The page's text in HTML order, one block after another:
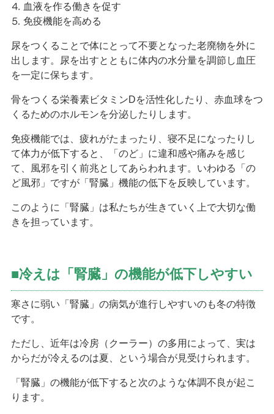
⒋ 血液を作る働きを促す
⒌ 免疫機能を高める
尿をつくることで体にとって不要となった老廃物を外に
出します。尿を出すとともに体内の水分量を調節し血圧
を一定に保ちます。
骨をつくる栄養素ビタミンDを活性化したり、赤血球をつ
くるためのホルモンを分泌したりします。
免疫機能では、疲れがたまったり、寝不足になったりし
て体力が低下すると、「のど」に違和感や痛みを感じ
て、風邪を引く前兆としてあらわれます。いわゆる「の
ど風邪」ですが「腎臓」機能の低下を反映しています。
このように「腎臓」は私たちが生きていく上で大切な働
きを担っています。
■冷えは「腎臓」の機能が低下しやすい
寒さに弱い「腎臓」の病気が進行しやすいのも冬の特徴
です。
ただし、近年は冷房（クーラー）の多用によって、実は
からだが冷えるのは夏、という場合が見受けられます。
「腎臓」の機能が低下すると次のような体調不良が起こ
ります。